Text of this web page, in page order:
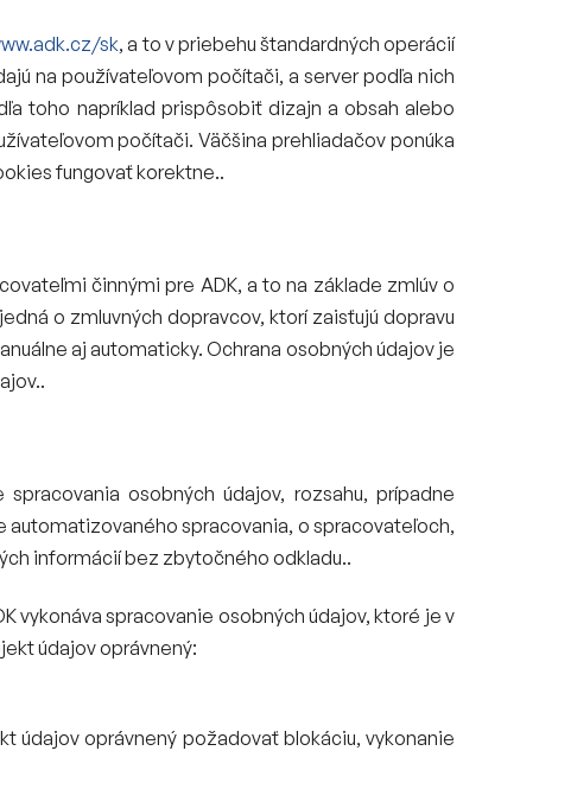
sk, a to v priebehu štandardných operácií
na používateľovom počítači, a server podľa nich
toho napríklad prispôsobiť dizajn a obsah alebo
počítači. Väčšina prehliadačov ponúka
fungovať korektne..
činnými pre ADK, a to na základe zmlúv o
o zmluvných dopravcov, ktorí zaisťujú dopravu
aj automaticky. Ochrana osobných údajov je
osobných údajov, rozsahu, prípadne
spracovania, o spracovateľoch,
informácií bez zbytočného odkladu..
vykonáva spracovanie osobných údajov, ktoré je v
údajov oprávnený:
údajov oprávnený požadovať blokáciu, vykonanie